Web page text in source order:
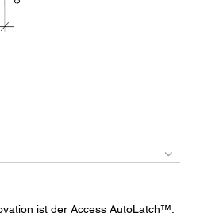
ist der Access AutoLatch™.